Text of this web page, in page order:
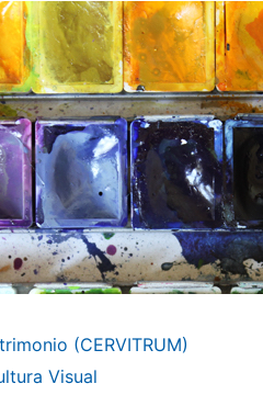
(CERVITRUM)
Visual